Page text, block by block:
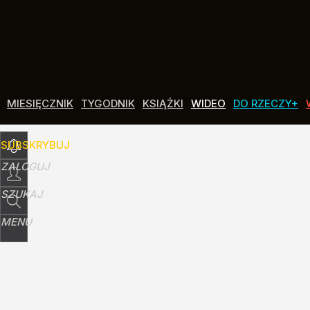
MIESIĘCZNIK TYGODNIK KSIĄŻKI WIDEO DO RZECZY+
SUBSKRYBUJ
ZALOGUJ
SZUKAJ
MENU